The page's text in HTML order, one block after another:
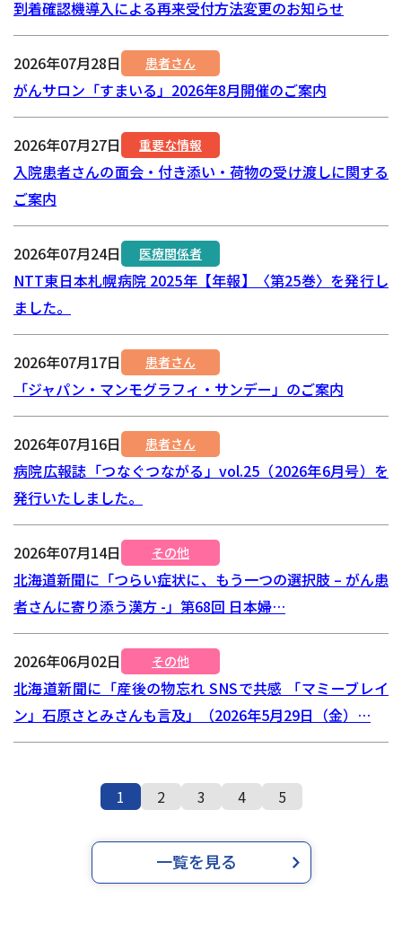
到着確認機導入による再来受付方法変更のお知らせ
2026年07月28日 患者さん
がんサロン「すまいる」2026年8月開催のご案内
2026年07月27日 重要な情報
入院患者さんの面会・付き添い・荷物の受け渡しに関する
ご案内
2026年07月24日 医療関係者
NTT東日本札幌病院 2025年【年報】〈第25巻〉を発行し
ました。
2026年07月17日 患者さん
「ジャパン・マンモグラフィ・サンデー」のご案内
2026年07月16日 患者さん
病院広報誌「つなぐつながる」vol.25（2026年6月号）を
発行いたしました。
2026年07月14日 その他
北海道新聞に「つらい症状に、もう一つの選択肢 – がん患
者さんに寄り添う漢方 -」第68回 日本婦…
2026年06月02日 その他
北海道新聞に「産後の物忘れ SNSで共感 「マミーブレイ
ン」石原さとみさんも言及」（2026年5月29日（金）…
1 2 3 4 5
一覧を見る